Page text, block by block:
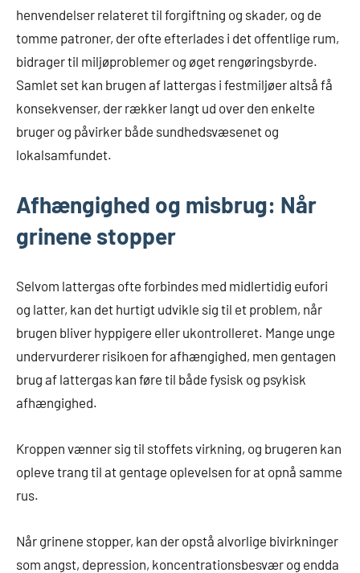
henvendelser relateret til forgiftning og skader, og de
tomme patroner, der ofte efterlades i det offentlige rum,
bidrager til miljøproblemer og øget rengøringsbyrde.
Samlet set kan brugen af lattergas i festmiljøer altså få
konsekvenser, der rækker langt ud over den enkelte
bruger og påvirker både sundhedsvæsenet og
lokalsamfundet.
Afhængighed og misbrug: Når
grinene stopper
Selvom lattergas ofte forbindes med midlertidig eufori
og latter, kan det hurtigt udvikle sig til et problem, når
brugen bliver hyppigere eller ukontrolleret. Mange unge
undervurderer risikoen for afhængighed, men gentagen
brug af lattergas kan føre til både fysisk og psykisk
afhængighed.
Kroppen vænner sig til stoffets virkning, og brugeren kan
opleve trang til at gentage oplevelsen for at opnå samme
rus.
Når grinene stopper, kan der opstå alvorlige bivirkninger
som angst, depression, koncentrationsbesvær og endda